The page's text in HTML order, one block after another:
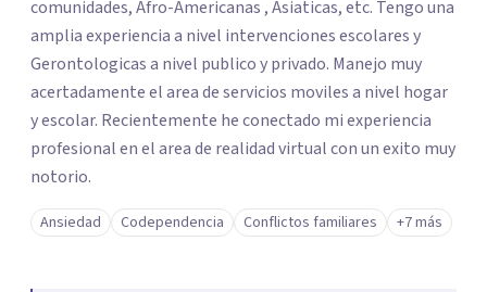
comunidades, Afro-Americanas , Asiaticas, etc. Tengo una
amplia experiencia a nivel intervenciones escolares y
Gerontologicas a nivel publico y privado. Manejo muy
acertadamente el area de servicios moviles a nivel hogar
y escolar. Recientemente he conectado mi experiencia
profesional en el area de realidad virtual con un exito muy
notorio.
Ansiedad Codependencia Conflictos familiares +7 más